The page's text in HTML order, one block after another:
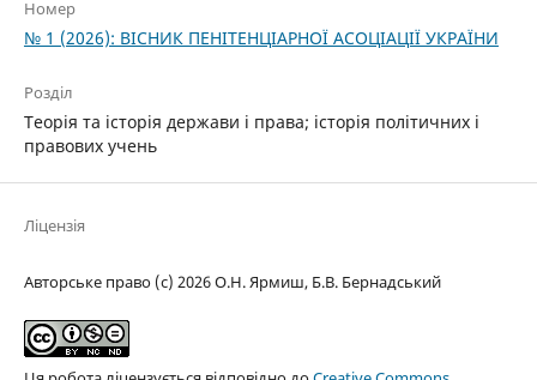
Номер
№ 1 (2026): ВІСНИК ПЕНІТЕНЦІАРНОЇ АСОЦІАЦІЇ УКРАЇНИ
Розділ
Теорія та історія держави і права; історія політичних і
правових учень
Ліцензія
Авторське право (c) 2026 О.Н. Ярмиш, Б.В. Бернадський